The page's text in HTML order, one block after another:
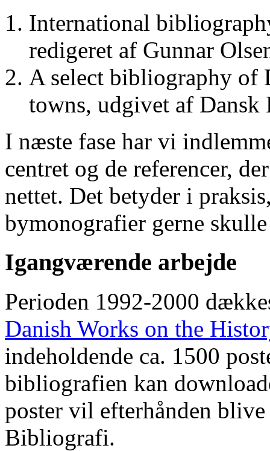
International
redigeret af Gunnar
A select bibliography of
towns, udgivet af
I næste fase har vi
centret og de referencer,
nettet. Det betyder i
bymonografier gerne
Igangværende arbejde
Perioden 1992-2000
Danish Works on the
indeholdende ca. 1500
bibliografien kan
poster vil efterhånden
Bibliografi.